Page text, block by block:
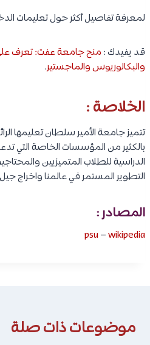
لمعرفة تفاصيل أكثر حول تعليمات
قد يفيدك : منح جامعة عفت: تعرف
والبكالوريوس والماجستير.
الخلاصة :
تتميز جامعة الأمير سلطان تعليمها
بالكثير من المؤسسات الخاصة التي
الدراسية للطلاب المتميزيين
التطوير المستمر في عالمنا واخراج
المصادر :
psu–wikipedia
موضوعات ذات صلة